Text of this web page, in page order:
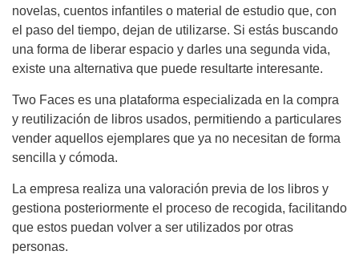
novelas, cuentos infantiles o material de estudio que, con
el paso del tiempo, dejan de utilizarse. Si estás buscando
una forma de liberar espacio y darles una segunda vida,
existe una alternativa que puede resultarte interesante.
Two Faces es una plataforma especializada en la compra
y reutilización de libros usados, permitiendo a particulares
vender aquellos ejemplares que ya no necesitan de forma
sencilla y cómoda.
La empresa realiza una valoración previa de los libros y
gestiona posteriormente el proceso de recogida, facilitando
que estos puedan volver a ser utilizados por otras
personas.